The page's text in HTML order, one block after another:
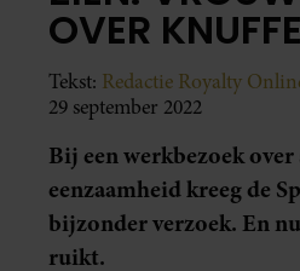
OVER
Tekst: Redactie Royalty
29 september 2022
Bij een werkbezoek over
eenzaamheid kreeg de
bijzonder verzoek. En
ruikt.